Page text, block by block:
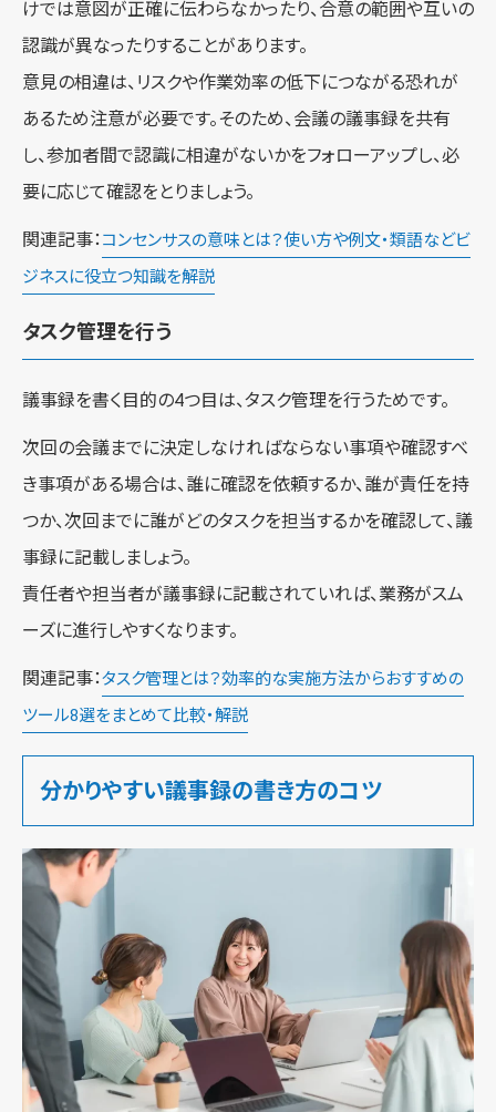
けでは意図が正確に伝わらなかったり、合意の範囲や互いの
認識が異なったりすることがあります。
意見の相違は、リスクや作業効率の低下につながる恐れが
あるため注意が必要です。そのため、会議の議事録を共有
し、参加者間で認識に相違がないかをフォローアップし、必
要に応じて確認をとりましょう。
関連記事： コンセンサスの意味とは？使い方や例文・類語などビ
ジネスに役立つ知識を解説
タスク管理を行う
議事録を書く目的の4つ目は、タスク管理を行うためです。
次回の会議までに決定しなければならない事項や確認すべ
き事項がある場合は、誰に確認を依頼するか、誰が責任を持
つか、次回までに誰がどのタスクを担当するかを確認して、議
事録に記載しましょう。
責任者や担当者が議事録に記載されていれば、業務がスム
ーズに進行しやすくなります。
関連記事：タスク管理とは？効率的な実施方法からおすすめの
ツール8選をまとめて比較・解説
分かりやすい議事録の書き方のコツ